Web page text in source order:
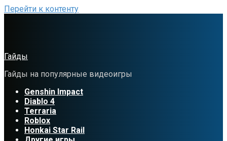
Перейти к контенту
Гайды
Гайды на популярные видеоигры
Genshin Impact
Diablo 4
Terraria
Roblox
Honkai Star Rail